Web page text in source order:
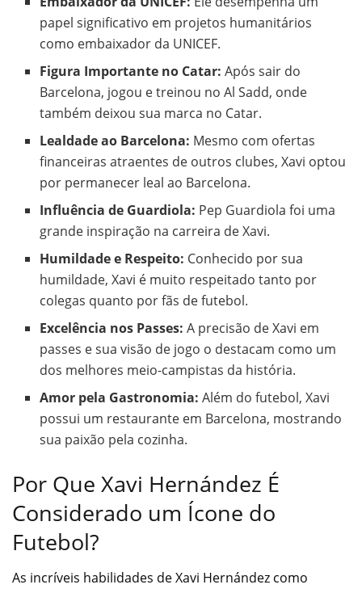
papel significativo em projetos humanitários
como embaixador da UNICEF.
Figura Importante no Catar: Após sair do
Barcelona, jogou e treinou no Al Sadd, onde
também deixou sua marca no Catar.
Lealdade ao Barcelona: Mesmo com ofertas
financeiras atraentes de outros clubes, Xavi optou
por permanecer leal ao Barcelona.
Influência de Guardiola: Pep Guardiola foi uma
grande inspiração na carreira de Xavi.
Humildade e Respeito: Conhecido por sua
humildade, Xavi é muito respeitado tanto por
colegas quanto por fãs de futebol.
Excelência nos Passes: A precisão de Xavi em
passes e sua visão de jogo o destacam como um
dos melhores meio-campistas da história.
Amor pela Gastronomia: Além do futebol, Xavi
possui um restaurante em Barcelona, mostrando
sua paixão pela cozinha.
Por Que Xavi Hernández É
Considerado um Ícone do
Futebol?
As incríveis habilidades de Xavi Hernández como